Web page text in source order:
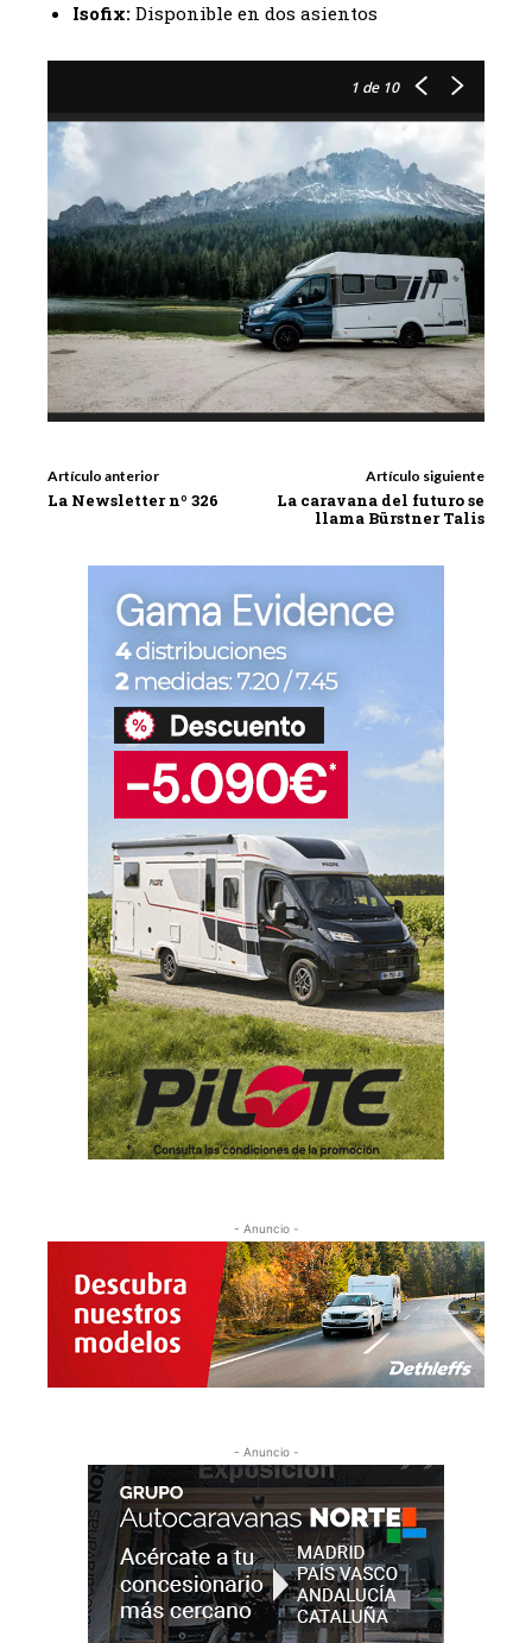
Isofix: Disponible en dos asientos
1 de 10
Artículo anterior
La Newsletter nº 326
Artículo siguiente
La caravana del futuro se
llama Bürstner Talis
- Anuncio -
- Anuncio -